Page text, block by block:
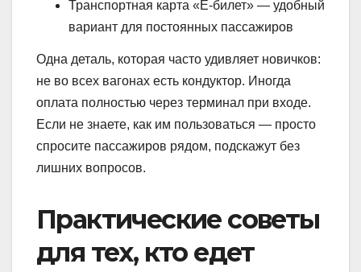
Транспортная карта «Е-билет» — удобный
вариант для постоянных пассажиров
Одна деталь, которая часто удивляет новичков:
не во всех вагонах есть кондуктор. Иногда
оплата полностью через терминал при входе.
Если не знаете, как им пользоваться — просто
спросите пассажиров рядом, подскажут без
лишних вопросов.
Практические советы
для тех, кто едет